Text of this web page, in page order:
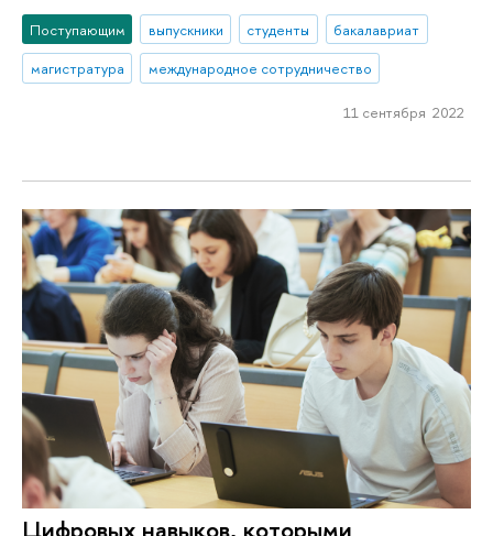
Поступающим выпускники студенты
бакалавриат
магистратура
международное сотрудничество
11 сентября 2022
Цифровых навыков, которыми